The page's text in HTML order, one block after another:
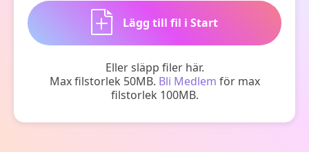
Lägg till fil i Start
Eller släpp filer här.
Max filstorlek 50MB. Bli Medlem för max
filstorlek 100MB.